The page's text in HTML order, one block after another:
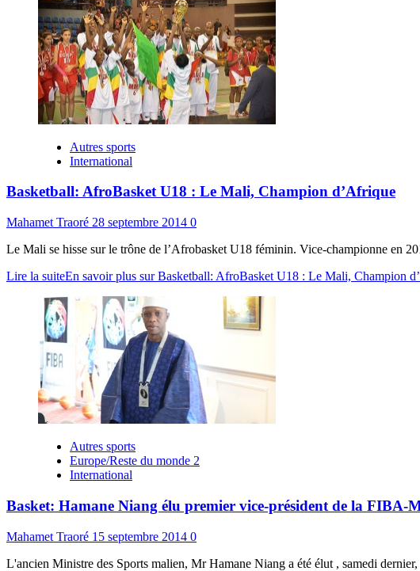
Autres sports
International
Basketball: AfroBasket U18 : Le Mali, Champion d’Afrique
Mahamet Traoré 28 septembre 2014 0
Le Mali se hisse sur le trône de l’Afrobasket U18 féminin. Vice-championne en
Lire la suiteEn savoir plus sur Basketball: AfroBasket U18 : Le Mali, Champion
Autres sports
Europe/Reste du monde 2
International
Basket: Hamane Niang élu premier vice-président de la FIBA-
Mahamet Traoré 15 septembre 2014 0
L'ancien Ministre des Sports malien, Mr Hamane Niang a été élut , samedi